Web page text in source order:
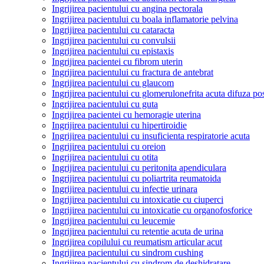
Ingrijirea pacientului cu angina pectorala
Ingrijirea pacientului cu boala inflamatorie pelvina
Ingrijirea pacientului cu cataracta
Ingrijirea pacientului cu convulsii
Ingrijirea pacientului cu epistaxis
Ingrijirea pacientei cu fibrom uterin
Ingrijirea pacientului cu fractura de antebrat
Ingrijirea pacientului cu glaucom
Ingrijirea pacientului cu glomerulonefrita acuta difuza
Ingrijirea pacientului cu guta
Ingrijirea pacientei cu hemoragie uterina
Ingrijirea pacientului cu hipertiroidie
Ingrijirea pacientului cu insuficienta respiratorie acuta
Ingrijirea pacientului cu oreion
Ingrijirea pacientului cu otita
Ingrijirea pacientului cu peritonita apendiculara
Ingrijirea pacientului cu poliartrita reumatoida
Ingrijirea pacientului cu infectie urinara
Ingrijirea pacientului cu intoxicatie cu ciuperci
Ingrijirea pacientului cu intoxicatie cu organofosforice
Ingrijirea pacientului cu leucemie
Ingrijirea pacientului cu retentie acuta de urina
Ingrijirea copilului cu reumatism articular acut
Ingrijirea pacientului cu sindrom cushing